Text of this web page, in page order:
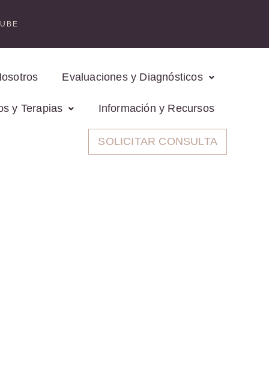
Evaluaciones y Diagnósticos
y Terapias Información y Recursos
SOLICITAR CONSULTA